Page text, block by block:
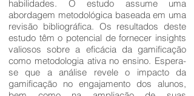
habilidades. O estudo assume uma
abordagem metodológica baseada em uma
revisão bibliográfica. Os resultados deste
estudo têm o potencial de fornecer insights
valiosos sobre a eficácia da gamificação
como metodologia ativa no ensino. Espera-
se que a análise revele o impacto da
gamificação no engajamento dos alunos,